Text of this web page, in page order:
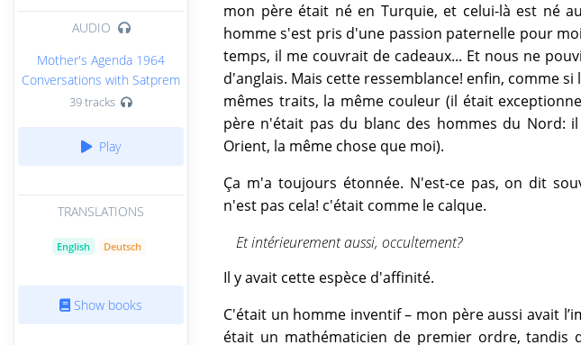
AUDIO
Mother's Agenda 1964
Conversations with Satprem
39 tracks
Play
TRANSLATIONS
English Deutsch
Show books
mon père était né en Turquie, et celui-là est né
homme s'est pris d'une passion paternelle pour
temps, il me couvrait de cadeaux... Et nous ne
d'anglais. Mais cette ressemblance! enfin, comme si
mêmes traits, la même couleur (il était
père n'était pas du blanc des hommes du Nord:
Orient, la même chose que moi).
Ça m'a toujours étonnée. N'est-ce pas, on dit
n'est pas cela! c'était comme le calque.
Et intérieurement aussi, occultement?
Il y avait cette espèce d'affinité.
C'était un homme inventif – mon père aussi avait
était un mathématicien de premier ordre, tandis